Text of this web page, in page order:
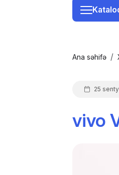
Ana səhifə
25
vivo